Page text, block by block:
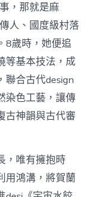
，那就是麻
人、國度級村落
8歲時，她便追
等基本技法，成
聯合古代design
染色工藝，讓傳
古神韻與古代審
，唯有擁抱時
用鴻溝，將賀蘭